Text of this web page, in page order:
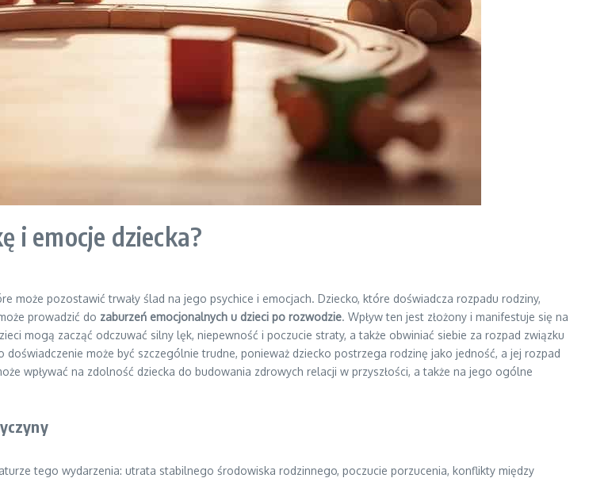
i emocje dziecka?
może pozostawić trwały ślad na jego psychice i emocjach. Dziecko, które doświadcza rozpadu rodziny,
prowadzić do zaburzeń emocjonalnych u dzieci po rozwodzie. Wpływ ten jest złożony i manifestuje się na
mogą zacząć odczuwać silny lęk, niepewność i poczucie straty, a także obwiniać siebie za rozpad związku
może być szczególnie trudne, ponieważ dziecko postrzega rodzinę jako jedność, a jej rozpad
wpływać na zdolność dziecka do budowania zdrowych relacji w przyszłości, a także na jego ogólne
tego wydarzenia: utrata stabilnego środowiska rodzinnego, poczucie porzucenia, konflikty między